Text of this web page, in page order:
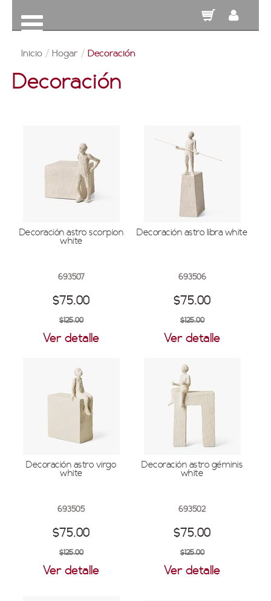
Inicio / Hogar / Decoración
Decoración
Decoración astro scorpion
white
693507
$75.00
$125.00
Ver detalle
Decoración astro libra white
693506
$75.00
$125.00
Ver detalle
Decoración astro virgo
white
693505
$75.00
$125.00
Ver detalle
Decoración astro géminis
white
693502
$75.00
$125.00
Ver detalle